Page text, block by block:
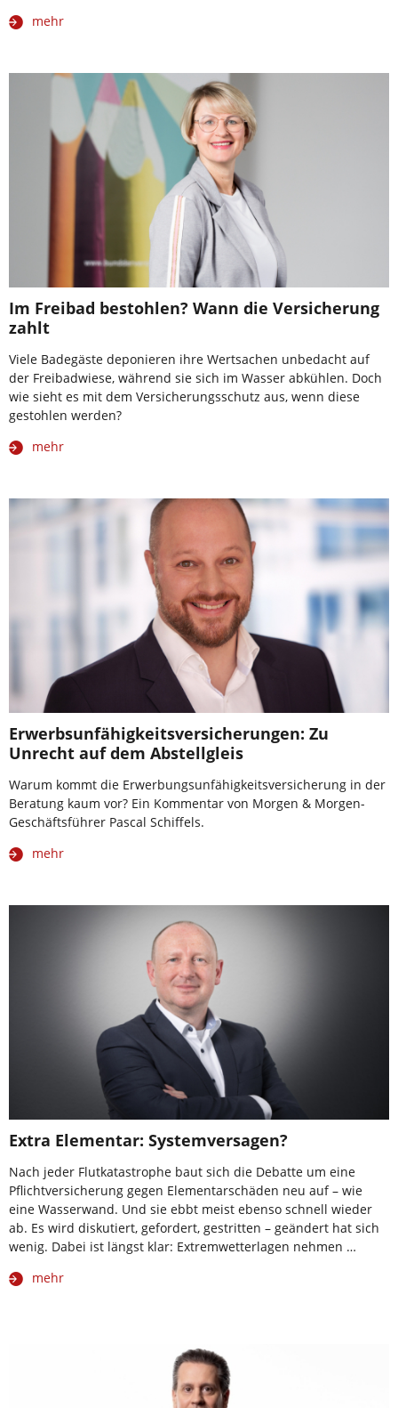
mehr
Im Freibad bestohlen? Wann die Versicherung
zahlt
Viele Badegäste deponieren ihre Wertsachen unbedacht auf
der Freibadwiese, während sie sich im Wasser abkühlen. Doch
wie sieht es mit dem Versicherungsschutz aus, wenn diese
gestohlen werden?
mehr
Erwerbsunfähigkeitsversicherungen: Zu
Unrecht auf dem Abstellgleis
Warum kommt die Erwerbungsunfähigkeitsversicherung in der
Beratung kaum vor? Ein Kommentar von Morgen & Morgen-
Geschäftsführer Pascal Schiffels.
mehr
Extra Elementar: Systemversagen?
Nach jeder Flutkatastrophe baut sich die Debatte um eine
Pflichtversicherung gegen Elementarschäden neu auf – wie
eine Wasserwand. Und sie ebbt meist ebenso schnell wieder
ab. Es wird diskutiert, gefordert, gestritten – geändert hat sich
wenig. Dabei ist längst klar: Extremwetterlagen nehmen …
mehr